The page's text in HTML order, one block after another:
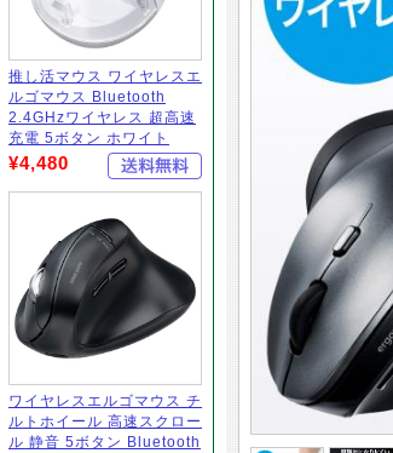
推し活マウス ワイヤレスエ
ルゴマウス Bluetooth
2.4GHzワイヤレス 超高速
充電 5ボタン ホワイト
¥4,480
ワイヤレスエルゴマウス チ
ルトホイール 高速スクロー
ル 静音 5ボタン Bluetooth